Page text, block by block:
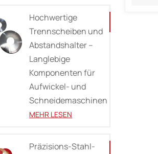
Hochwertige
Trennscheiben und
Abstandshalter –
Langlebige
Komponenten für
Aufwickel- und
Schneidemaschinen
MEHR LESEN
Präzisions-Stahl-